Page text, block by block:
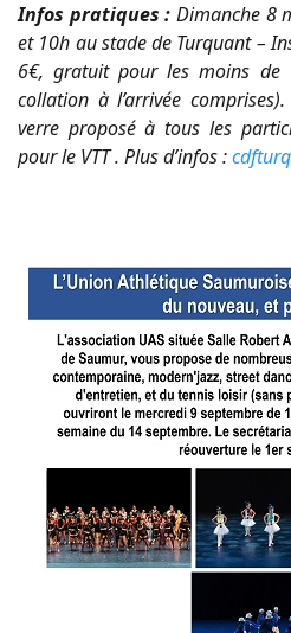
Infos pratiques : Dimanche 8
et 10h au stade de Turquant –
6€, gratuit pour les moins de
collation à l’arrivée
verre proposé à tous les
pour le VTT . Plus d’infos :